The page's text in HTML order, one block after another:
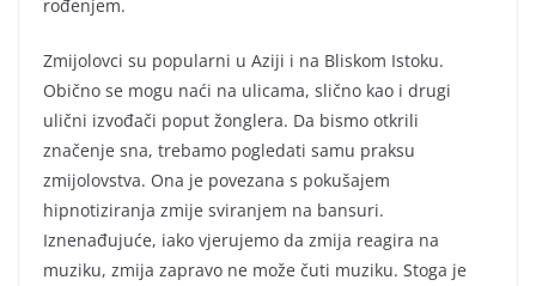
rođenjem.
Zmijolovci su popularni u Aziji i na Bliskom Istoku.
Obično se mogu naći na ulicama, slično kao i drugi
ulični izvođači poput žonglera. Da bismo otkrili
značenje sna, trebamo pogledati samu praksu
zmijolovstva. Ona je povezana s pokušajem
hipnotiziranja zmije sviranjem na bansuri.
Iznenađujuće, iako vjerujemo da zmija reagira na
muziku, zmija zapravo ne može čuti muziku. Stoga je